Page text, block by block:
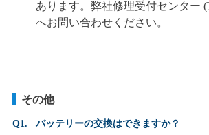
あります。弊社修理受付センター
へお問い合わせください。
その他
Q1.
バッテリーの交換はできますか？